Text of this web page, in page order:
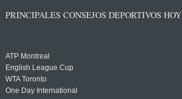
PRINCIPALES CONSEJOS DEPORTIVOS HOY
ATP Montreal
English League Cup
WTA Toronto
One Day International